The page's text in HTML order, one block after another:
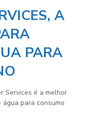
A
PARA
Services é a melhor
água para consumo